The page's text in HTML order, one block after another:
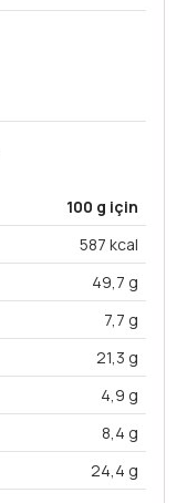
100 g için
587 kcal
49,7 g
7,7 g
21,3 g
4,9 g
8,4 g
24,4 g